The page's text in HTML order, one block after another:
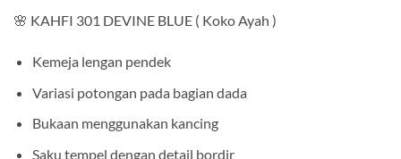
🌸 KAHFI 301 DEVINE BLUE ( Koko Ayah )
Kemeja lengan pendek
Variasi potongan pada bagian dada
Bukaan menggunakan kancing
Saku tempel dengan detail bordir